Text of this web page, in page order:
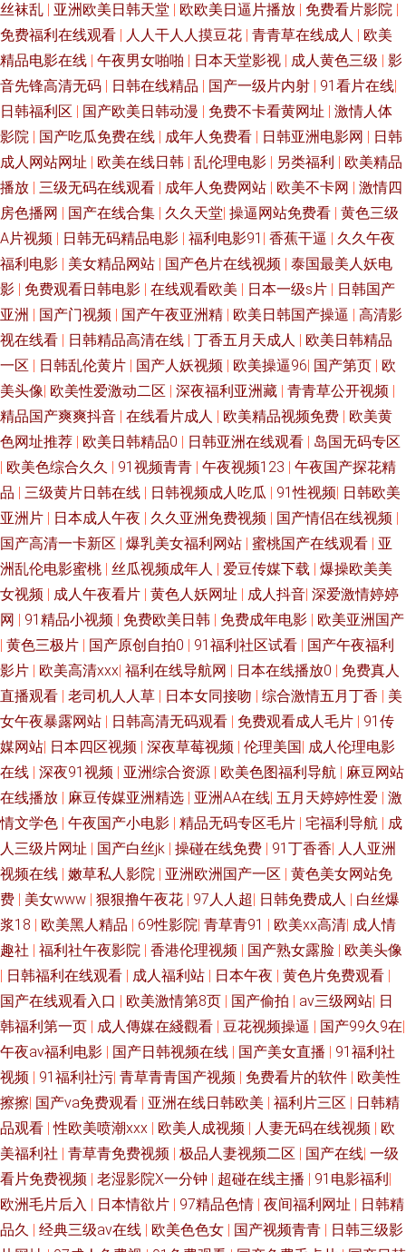
丝袜乱 | 亚洲欧美日韩天堂 | 欧欧美日逼片播放 | 免费看片影院 |
免费福利在线观看 | 人人干人人摸豆花 | 青青草在线成人 | 欧美
精品电影在线 | 午夜男女啪啪 | 日本天堂影视 | 成人黄色三级 | 影
音先锋高清无码 | 日韩在线精品 | 国产一级片内射 | 91看片在线|
日韩福利区 | 国产欧美日韩动漫 | 免费不卡看黄网址 | 激情人体
影院 | 国产吃瓜免费在线 | 成年人免费看 | 日韩亚洲电影网 | 日韩
成人网站网址 | 欧美在线日韩 | 乱伦理电影 | 另类福利 | 欧美精品
播放 | 三级无码在线观看 | 成年人免费网站 | 欧美不卡网 | 激情四
房色播网 | 国产在线合集 | 久久天堂| 操逼网站免费看 | 黄色三级
A片视频 | 日韩无码精品电影 | 福利电影91 | 香蕉干逼 | 久久午夜
福利电影 | 美女精品网站 | 国产色片在线视频 | 泰国最美人妖电
影 | 免费观看日韩电影 | 在线观看欧美 | 日本一级s片 | 日韩国产
亚洲 | 国产门视频 | 国产午夜亚洲精 | 欧美日韩国产操逼 | 高清影
视在线看 | 日韩精品高清在线 | 丁香五月天成人 | 欧美日韩精品
一区 | 日韩乱伦黄片 | 国产人妖视频 | 欧美操逼96| 国产第页 | 欧
美头像| 欧美性爱激动二区 | 深夜福利亚洲藏 | 青青草公开视频 |
精品国产爽爽抖音 | 在线看片成人 | 欧美精品视频免费 | 欧美黄
色网址推荐 | 欧美日韩精品0 | 日韩亚洲在线观看 | 岛国无码专区
| 欧美色综合久久 | 91视频青青 | 午夜视频123 | 午夜国产探花精
品 | 三级黄片日韩在线 | 日韩视频成人吃瓜 | 91性视频| 日韩欧美
亚洲片 | 日本成人午夜 | 久久亚洲免费视频 | 国产情侣在线视频 |
国产高清一卡新区 | 爆乳美女福利网站 | 蜜桃国产在线观看 | 亚
洲乱伦电影蜜桃 | 丝瓜视频成年人 | 爱豆传媒下载 | 爆操欧美美
女视频 | 成人午夜看片 | 黄色人妖网址 | 成人抖音| 深爱激情婷婷
网 | 91精品小视频 | 免费欧美日韩 | 免费成年电影 | 欧美亚洲国产
| 黄色三极片 | 国产原创自拍0 | 91福利社区试看 | 国产午夜福利
影片 | 欧美高清xxx| 福利在线导航网 | 日本在线播放0 | 免费真人
直播观看 | 老司机人人草 | 日本女同接吻 | 综合激情五月丁香 | 美
女午夜暴露网站 | 日韩高清无码观看 | 免费观看成人毛片 | 91传
媒网站| 日本四区视频 | 深夜草莓视频 | 伦理美国| 成人伦理电影
在线 | 深夜91视频 | 亚洲综合资源 | 欧美色图福利导航 | 麻豆网站
在线播放 | 麻豆传媒亚洲精选 | 亚洲AA在线| 五月天婷婷性爱 | 激
情文学色 | 午夜国产小电影 | 精品无码专区毛片 | 宅福利导航 | 成
人三级片网址 | 国产白丝jk | 操碰在线免费 | 91丁香香| 人人亚洲
视频在线 | 嫩草私人影院 | 亚洲欧洲国产一区 | 黄色美女网站免
费 | 美女www | 狠狠撸午夜花 | 97人人超| 日韩免费成人 | 白丝爆
浆18 | 欧美黑人精品 | 69性影院| 青草青91 | 欧美xx高清| 成人情
趣社 | 福利社午夜影院 | 香港伦理视频 | 国产熟女露脸 | 欧美头像
| 日韩福利在线观看 | 成人福利站 | 日本午夜 | 黄色片免费观看 |
国产在线观看入口 | 欧美激情第8页 | 国产偷拍 | av三级网站| 日
韩福利第一页 | 成人傳媒在綫觀看 | 豆花视频操逼 | 国产99久9在|
午夜av福利电影 | 国产日韩视频在线 | 国产美女直播 | 91福利社
视频 | 91福利社污| 青草青青国产视频 | 免费看片的软件 | 欧美性
擦擦| 国产va免费观看 | 亚洲在线日韩欧美 | 福利片三区 | 日韩精
品观看 |性欧美喷潮xxx | 欧美人成视频 | 人妻无码在线视频 | 欧
美福利社 | 青草青免费视频 | 极品人妻视频二区 | 国产在线| 一级
看片免费视频 | 老湿影院X一分钟 | 超碰在线主播 | 91电影福利|
欧洲毛片后入 | 日本情欲片 | 97精品色情 | 夜间福利网址 | 日韩精
品久 | 经典三级av在线 | 欧美色色女 | 国产视频青青 | 日韩三级影